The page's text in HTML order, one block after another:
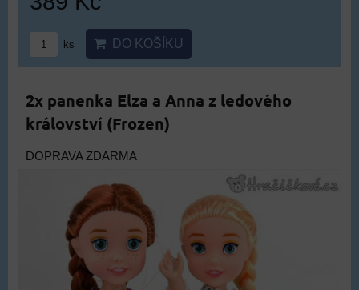
ks DO KOŠÍKU
2x panenka Elza a Anna z ledového
království (Frozen)
DOPRAVA ZDARMA